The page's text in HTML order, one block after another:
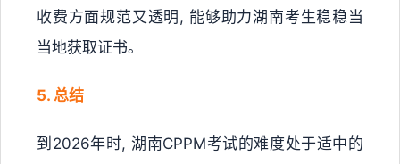
收费方面规范又透明, 能够助力湖南考生稳稳当
当地获取证书。
5. 总结
到2026年时, 湖南CPPM考试的难度处于适中的